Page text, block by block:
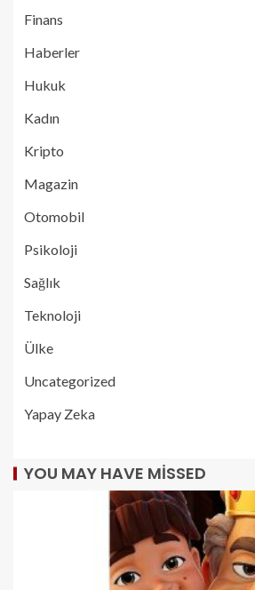
Finans
Haberler
Hukuk
Kadın
Kripto
Magazin
Otomobil
Psikoloji
Sağlık
Teknoloji
Ülke
Uncategorized
Yapay Zeka
YOU MAY HAVE MISSED